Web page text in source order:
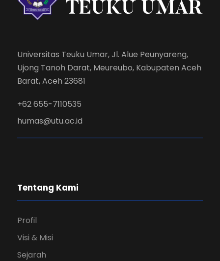
Universitas Teuku Umar, Jl. Alue Peunyareng,
Ujong Tanoh Darat, Meureubo, Kabupaten Aceh
Barat, Aceh 23681
+62 655-7110535
humas@utu.ac.id
Tentang Kami
Profil
Visi & Misi
Sejarah